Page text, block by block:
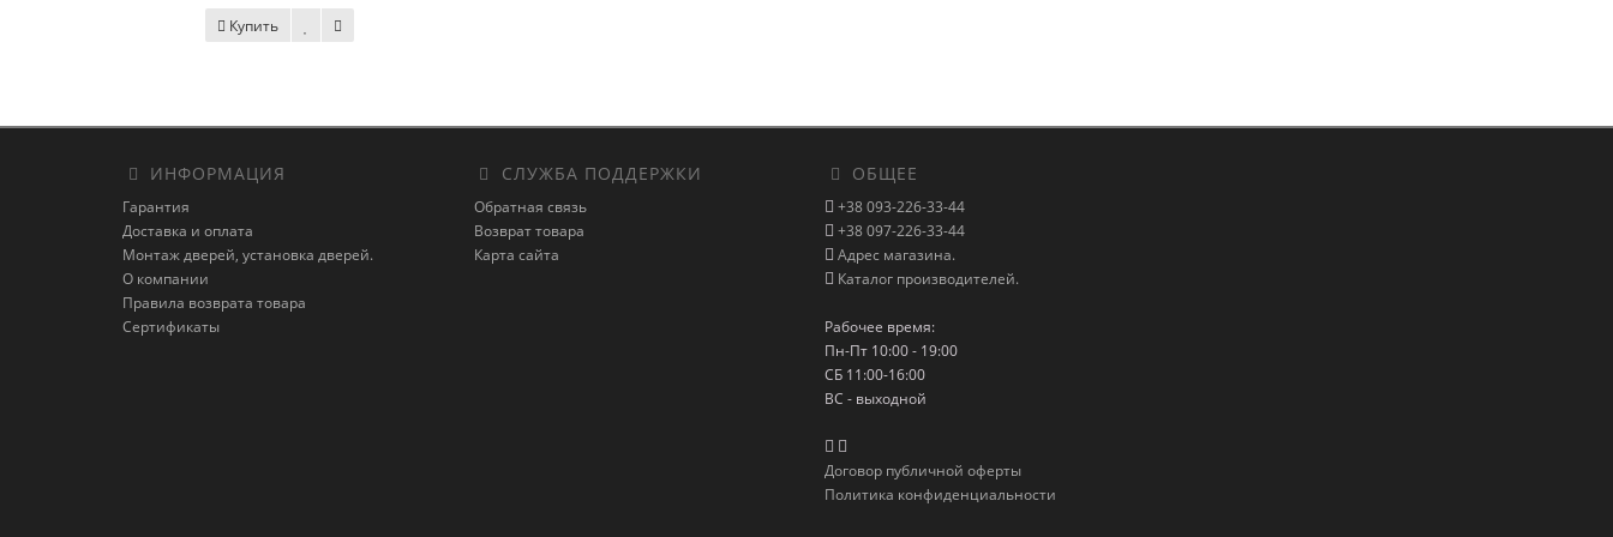
Купить
ИНФОРМАЦИЯ
Гарантия
Доставка и оплата
Монтаж дверей, установка дверей.
О компании
Правила возврата товара
Сертификаты
СЛУЖБА ПОДДЕРЖКИ
Обратная связь
Возврат товара
Карта сайта
ОБЩЕЕ
+38 093-226-33-44
+38 097-226-33-44
Адрес магазина.
Каталог производителей.
Рабочее время:
Пн-Пт 10:00 - 19:00
СБ 11:00-16:00
ВС - выходной
Договор публичной оферты
Политика конфиденциальности